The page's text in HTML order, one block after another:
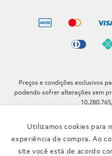
Utilizamos cookies para
experiência de compra. Ao
site você está de acordo
Preços e condições exclusivos
podendo sofrer alterações sem
Telefone: